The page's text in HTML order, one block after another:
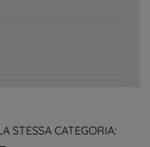
STESSA CATEGORIA: